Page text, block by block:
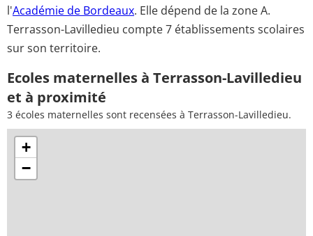
l'Académie de Bordeaux. Elle dépend de la zone A.
Terrasson-Lavilledieu compte 7 établissements scolaires
sur son territoire.
Ecoles maternelles à Terrasson-Lavilledieu
et à proximité
3 écoles maternelles sont recensées à Terrasson-Lavilledieu.
+
−